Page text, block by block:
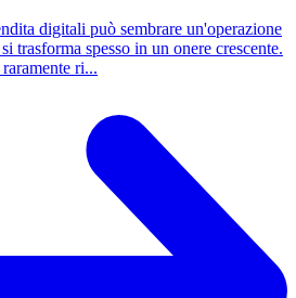
digitali può sembrare un'operazione
trasforma spesso in un onere crescente.
ri...